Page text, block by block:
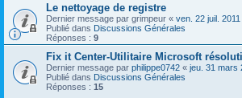
Le nettoyage de registre
Dernier message par grimpeur « ven. 22 juil.
Publié dans Discussions Générales
Réponses : 9
Fix it Center-Utilitaire Microsoft
Dernier message par philippe0742 « jeu. 31 mars
Publié dans Discussions Générales
Réponses : 15